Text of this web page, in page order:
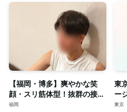
【福岡・博多】爽やかな笑
顔・スリ筋体型！抜群の接客
力も併せ持つイケメンセラピ
福岡
東
ー
身
東京